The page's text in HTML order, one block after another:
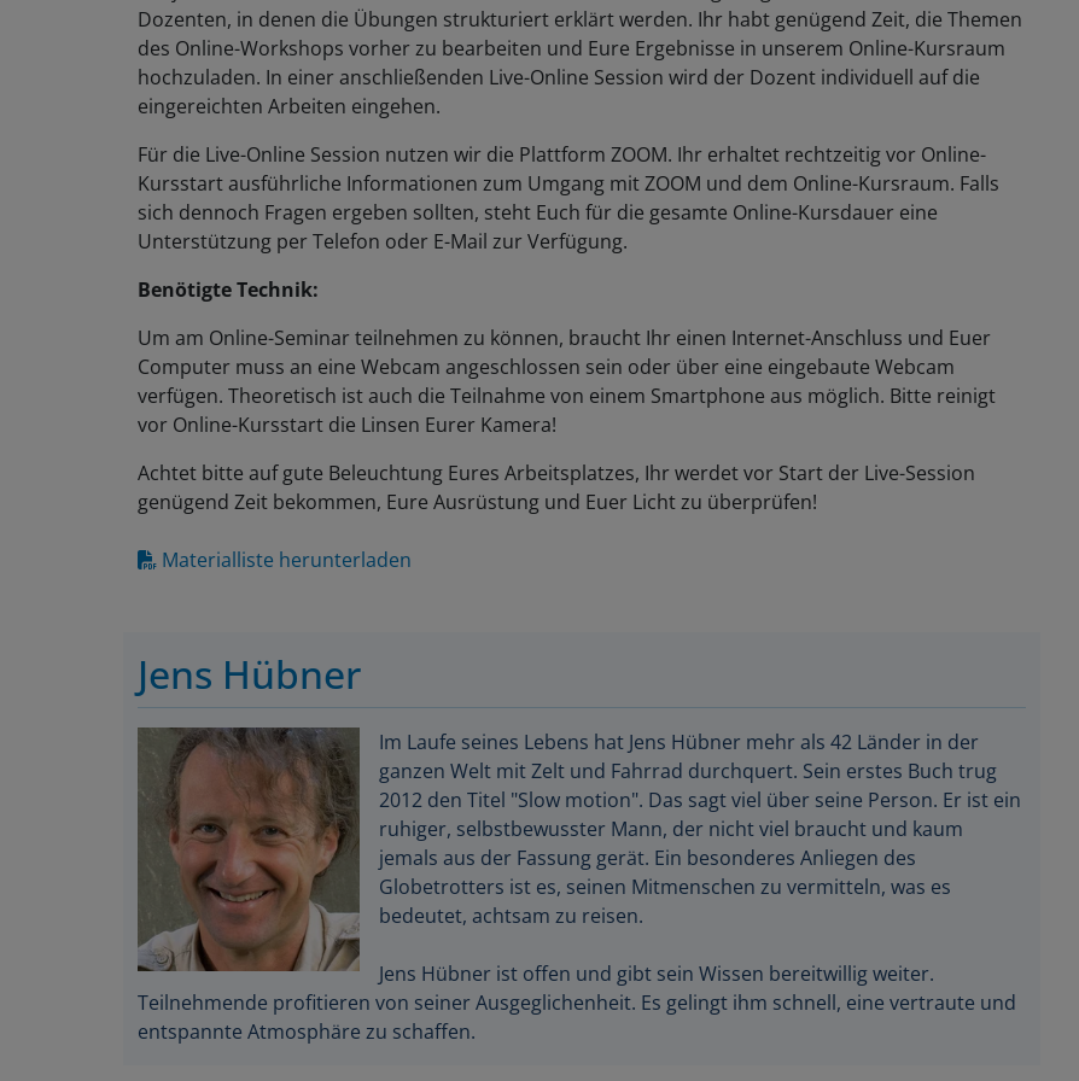
Dozenten, in denen die Übungen strukturiert erklärt werden. Ihr habt genügend Zeit, die Themen
des Online-Workshops vorher zu bearbeiten und Eure Ergebnisse in unserem Online-Kursraum
hochzuladen. In einer anschließenden Live-Online Session wird der Dozent individuell auf die
eingereichten Arbeiten eingehen.
Für die Live-Online Session nutzen wir die Plattform ZOOM. Ihr erhaltet rechtzeitig vor Online-
Kursstart ausführliche Informationen zum Umgang mit ZOOM und dem Online-Kursraum. Falls
sich dennoch Fragen ergeben sollten, steht Euch für die gesamte Online-Kursdauer eine
Unterstützung per Telefon oder E-Mail zur Verfügung.
Benötigte Technik:
Um am Online-Seminar teilnehmen zu können, braucht Ihr einen Internet-Anschluss und Euer
Computer muss an eine Webcam angeschlossen sein oder über eine eingebaute Webcam
verfügen. Theoretisch ist auch die Teilnahme von einem Smartphone aus möglich. Bitte reinigt
vor Online-Kursstart die Linsen Eurer Kamera!
Achtet bitte auf gute Beleuchtung Eures Arbeitsplatzes, Ihr werdet vor Start der Live-Session
genügend Zeit bekommen, Eure Ausrüstung und Euer Licht zu überprüfen!
Materialliste herunterladen
Jens Hübner
Im Laufe seines Lebens hat Jens Hübner mehr als 42 Länder in der
ganzen Welt mit Zelt und Fahrrad durchquert. Sein erstes Buch trug
2012 den Titel "Slow motion". Das sagt viel über seine Person. Er ist ein
ruhiger, selbstbewusster Mann, der nicht viel braucht und kaum
jemals aus der Fassung gerät. Ein besonderes Anliegen des
Globetrotters ist es, seinen Mitmenschen zu vermitteln, was es
bedeutet, achtsam zu reisen.
Jens Hübner ist offen und gibt sein Wissen bereitwillig weiter.
Teilnehmende profitieren von seiner Ausgeglichenheit. Es gelingt ihm schnell, eine vertraute und
entspannte Atmosphäre zu schaffen.